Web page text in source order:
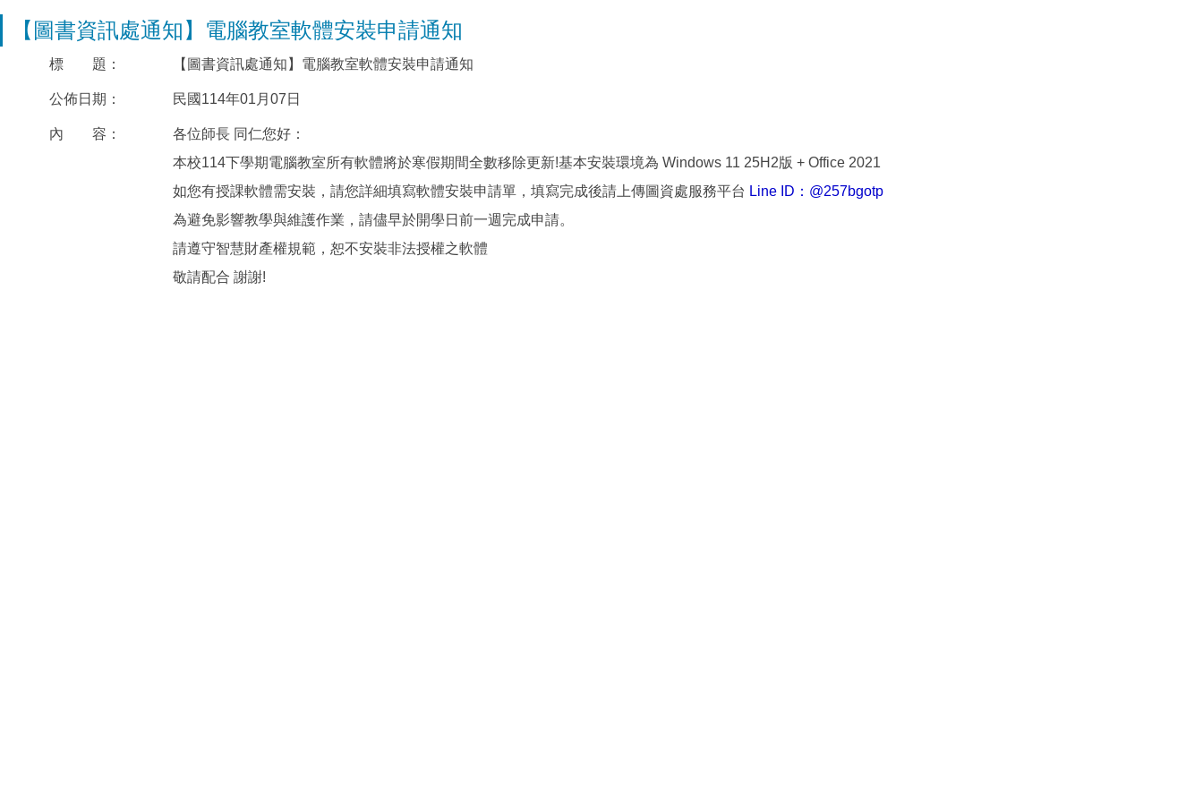
【圖書資訊處通知】電腦教室軟體安裝申請通知
標 題： 【圖書資訊處通知】電腦教室軟體安裝申請通知
公佈日期： 民國114年01月07日
內 容：
各位師長 同仁您好：
本校114下學期電腦教室所有軟體將於寒假期間全數移除更新!基本安裝環境為 Windows 11 25H2版 + Office 2021
如您有授課軟體需安裝，請您詳細填寫軟體安裝申請單，填寫完成後請上傳圖資處服務平台 Line ID：@257bgotp
為避免影響教學與維護作業，請儘早於開學日前一週完成申請。
請遵守智慧財產權規範，恕不安裝非法授權之軟體
敬請配合 謝謝!